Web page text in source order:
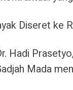
Diseret ke
Hadi Prasetyo
Mada